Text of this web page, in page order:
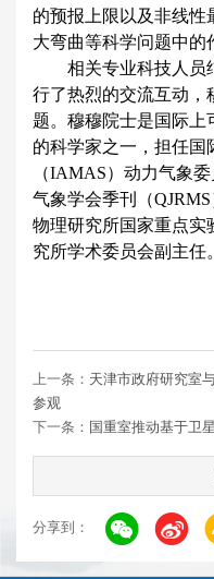
的预报上限以及非线性
大弯曲等科学问题中的
相关专业科技人员
行了热烈的交流互动，
题。穆穆院士是国际上
的科学家之一，担任国
（IAMAS）动力气象
气象学会季刊（
物理研究所国家重点实
究所学术委员会副主任
上一条： 天津市政府研究室
参观
下一条： 国重室推动基于卫
分享到：